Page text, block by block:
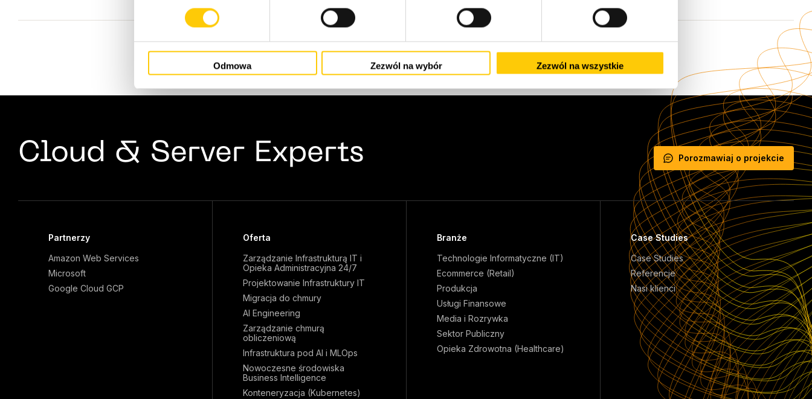
ó
d
Odmowa Zezwól na wybór Zezwól na wszystkie
Cloud & Server Experts Porozmawiaj o projekcie
Partnerzy
Amazon Web Services
Microsoft
Google Cloud GCP
Oferta
Zarządzanie Infrastrukturą IT i
Opieka Administracyjna 24/7
Projektowanie Infrastruktury IT
Migracja do chmury
AI Engineering
Zarządzanie chmurą
obliczeniową
Infrastruktura pod AI i MLOps
Nowoczesne środowiska
Business Intelligence
Konteneryzacja (Kubernetes)
Branże
Technologie Informatyczne (IT)
Ecommerce (Retail)
Produkcja
Usługi Finansowe
Media i Rozrywka
Sektor Publiczny
Opieka Zdrowotna (Healthcare)
Case Studies
Case Studies
Referencje
Nasi klienci